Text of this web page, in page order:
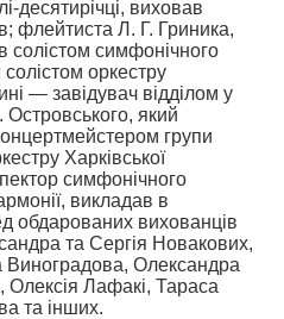
десятирічці, виховав
флейтиста Л. Г. Гриника,
солістом симфонічного
оркестру
— завідувач відділом у
який
групи
Харківської
симфонічного
викладав в
обдарованих вихованців
та Сергія Новакових,
Виноградова, Олександра
Лафакі, Тараса
та інших.